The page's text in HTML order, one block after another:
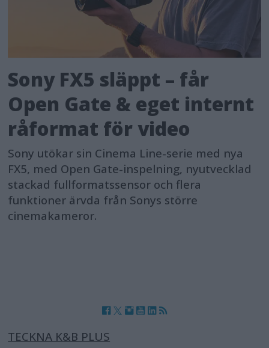
Sony FX5 släppt – får
Open Gate & eget internt
råformat för video
Sony utökar sin Cinema Line-serie med nya
FX5, med Open Gate-inspelning, nyutvecklad
stackad fullformatssensor och flera
funktioner ärvda från Sonys större
cinemakameror.
TECKNA K&B PLUS